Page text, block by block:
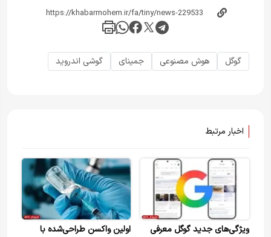
گوگل هوش مصنوعی جمینای گوشی اندروید
اخبار مرتبط
ویژگی‌های جدید گوگل معرفی
اولین واکسن طراحی‌شده با